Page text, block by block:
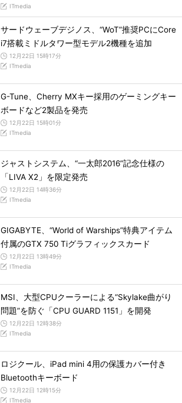
ITmedia
サードウェーブデジノス、“WoT”推奨PCにCore
i7搭載ミドルタワー型モデル2機種を追加
12月22日 15時17分
ITmedia
G-Tune、Cherry MXキー採用のゲーミングキー
ボードなど2製品を発売
12月22日 15時01分
ITmedia
ジャストシステム、“一太郎2016”記念仕様の
「LIVA X2」を限定発売
12月22日 14時36分
ITmedia
GIGABYTE、“World of Warships”特典アイテム
付属のGTX 750 Tiグラフィックスカード
12月22日 13時49分
ITmedia
MSI、大型CPUクーラーによる“Skylake曲がり
問題”を防ぐ「CPU GUARD 1151」を開発
12月22日 12時38分
ITmedia
ロジクール、iPad mini 4用の保護カバー付き
Bluetoothキーボード
12月22日 12時15分
ITmedia